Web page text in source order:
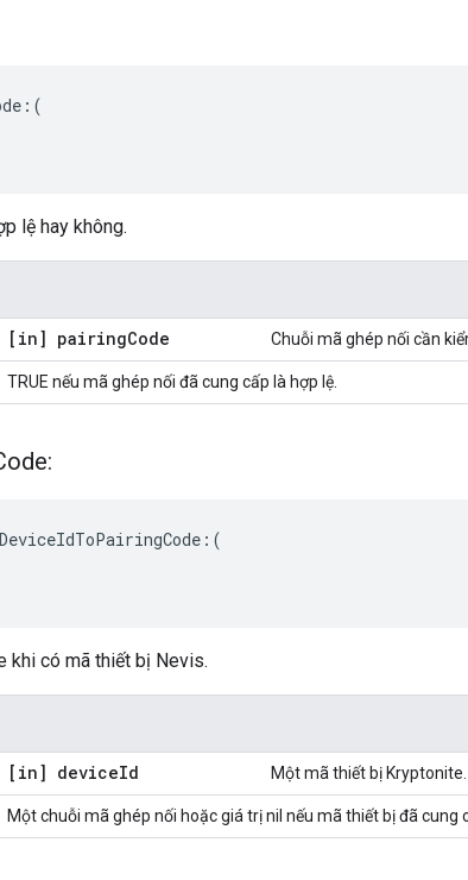
lệ hay không.
[in] pairingCode Chuỗi mã ghép nối cần
TRUE nếu mã ghép nối đã cung cấp là hợp lệ.
khi có mã thiết bị Nevis.
[in] deviceId Một mã thiết bị Kryptonite.
Một chuỗi mã ghép nối hoặc giá trị nil nếu mã thiết bị đã cung